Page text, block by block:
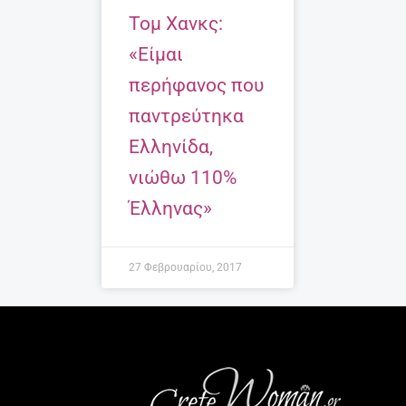
Τομ Χανκς:
«Είμαι
περήφανος που
παντρεύτηκα
Ελληνίδα,
νιώθω 110%
Έλληνας»
27 Φεβρουαρίου, 2017